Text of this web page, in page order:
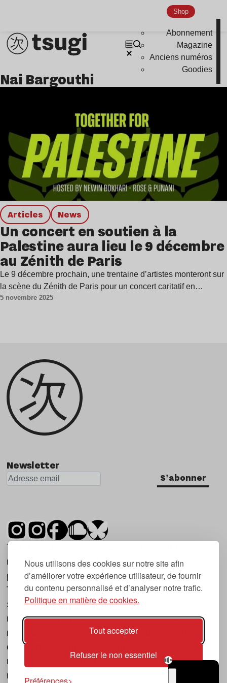
Nous utilisons des cookies sur notre site afin
d’améliorer votre expérience utilisateur, de fournir
du contenu personnalisé et d’analyser notre trafic.
Politique en matière de cookies.
Tout accepter
Refuser le non essentiel
Shop
Abonnement
Magazine
Anciens numéros
Goodies
Nu Jazz
Indie
Nai Bargouthi
Articles news
Un concert en soutien à la
Palestine aura lieu le 9 décembre
au Zénith de Paris
Le 9 décembre prochain, une trentaine d’artistes monteront sur
la scène du Zénith de Paris pour un concert caritatif en…
5 novembre 2025
Newsletter
S'abonner
Tsugi est un mensuel indépendant sur la
musique et les nouvelles tendances, dont la
première parution date de 2007.
Tsugi en japonais signifie « prochain », « suivant
», ce qui correspond à la thématique du
magazine, à l’affût des nouvelles tendances
musicales, qu’elles viennent de la musique
électronique, du rock ou du hip hop, et des
nouveaux phénomènes de société liés à la
musique.